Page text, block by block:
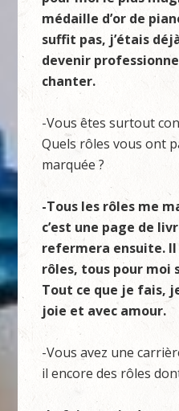
médaille d’or de
suffit pas, j’étais
devenir
chanter.
-Vous êtes surtout
Quels rôles vous ont
marquée ?
-Tous les rôles me
c’est une page de
refermera ensuite. Il
rôles, tous pour moi
Tout ce que je fais,
joie et avec amour.
-Vous avez une
il encore des rôles